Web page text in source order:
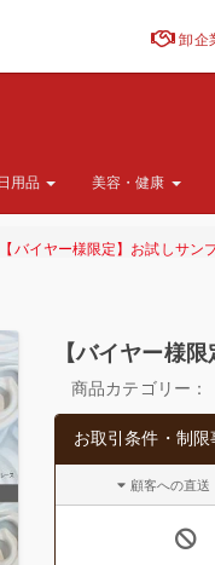
卸企
用品 美容・健康
【バイヤー様限定】お試しサ
【バイヤー様
商品カテゴリー：
お取引条件・制限
顧客への直送